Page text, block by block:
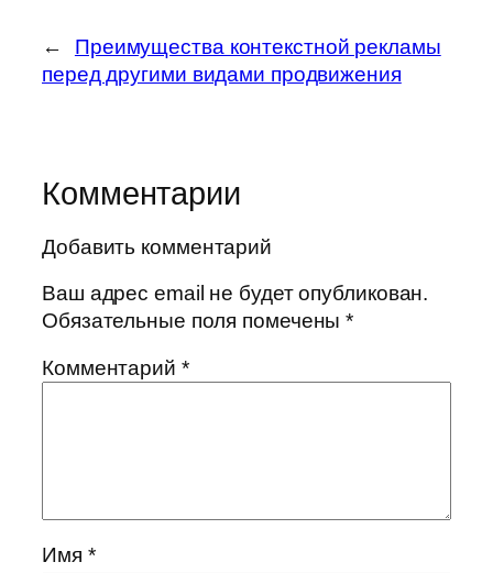
←
Преимущества контекстной рекламы
перед другими видами продвижения
Комментарии
Добавить комментарий
Ваш адрес email не будет опубликован.
Обязательные поля помечены*
Комментарий *
Имя *